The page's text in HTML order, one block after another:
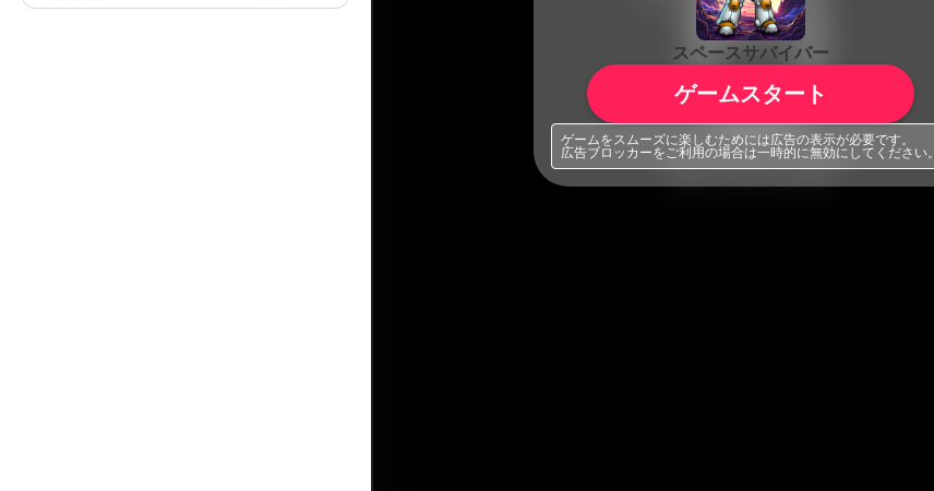
スペースサバイバー
ゲームスタート
ゲームをスムーズに楽しむためには広告の表示が必要です。
広告ブロッカーをご利用の場合は一時的に無効にしてください。